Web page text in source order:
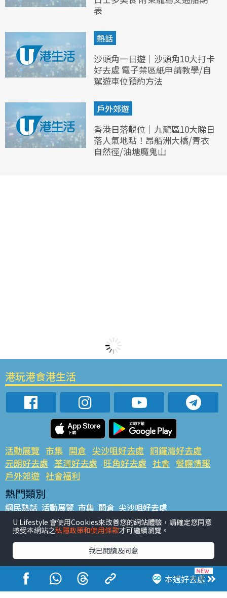
表
熱話
沙頭角一日遊｜沙頭角10大打卡
好去處 電子禁區紙申請教學/自
駕遊車位預約方法
戶外郊遊
香港日落靚位｜九龍區10大睇日
落人氣地點！昂船洲大橋/青衣
自然徑/油塘魔鬼山
本週好去處
港玩港食港生活
活動展覽 市集 開倉 尖沙咀好去處 銅鑼灣好去處
元朗好去處 荃灣好去處 旺角好去處 社會 餐廳情報
戶外郊遊 社會福利
熱門類別
網民熱話 活動展覽 市集 開倉 尖沙咀好去處
銅鑼灣好去處 元朗好去處 荃灣好去處 旺角好去處 社會
餐廳情報 戶外郊遊
熱門標籤
#UGO搵好去處 #人氣活動推介 #美食社群熱話
#親子玩樂好去處
#ULifestyle應用程式
#限時搶
#UJetso禮物放送
#ULifestyle商戶中心 #著數 #網絡熱話
U Lifestyle 會使用Cookies來改善您的網站體驗，請確定您同意
接受本網站之私隱政策和使用條款才可繼續瀏覽。
我已閱讀及同意